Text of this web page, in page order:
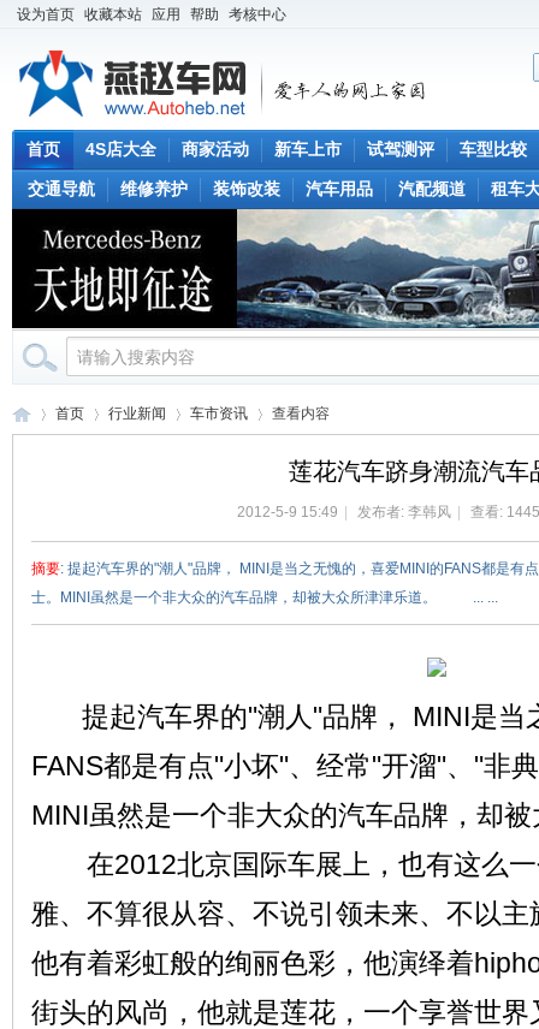
设为首页 收藏本站 应用 帮助 考核中心
首页 4S店大全 商家活动 新车上市 试驾测评 车型比较
交通导航 维修养护 装饰改装 汽车用品 汽配频道 租车
首页 行业新闻 车市资讯
›
查看内容
莲花汽车跻身潮流汽车
2012-5-9 15:49 发布者: 李韩风 查看:
摘要: 提起汽车界的"潮人"品牌， MINI是当之无愧的，喜爱MINI的FANS都是有
士。MINI虽然是一个非大众的汽车品牌，却被大众所津津乐道。 ... ...
提起汽车界的"潮人"品牌， MINI是当
FANS都是有点"小坏"、经常"开溜"、"非
MINI虽然是一个非大众的汽车品牌，却
在2012北京国际车展上，也有这么一
雅、不算很从容、不说引领未来、不以
他有着彩虹般的绚丽色彩，他演绎着
街头的风尚，他就是莲花，一个享誉世